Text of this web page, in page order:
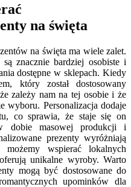
na święta
na święta ma wiele zalet.
znacznie bardziej osobiste i
dostępne w sklepach. Kiedy
który został dostosowany
zależy nam na tej osobie i że
wyboru. Personalizacja dodaje
co sprawia, że staje się on
dobie masowej produkcji i
prezenty wyróżniają
wspierać lokalnych
unikalne wyroby. Warto
mogą być dostosowane do
upominków dla